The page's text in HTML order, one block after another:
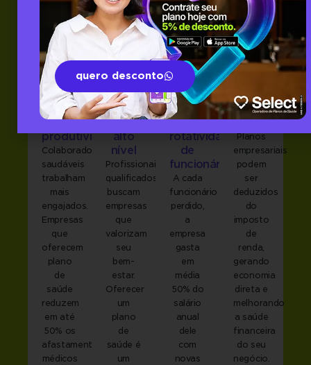
Menos
afastamentos
mais
produtividade
Colaboradores
saudáveis
trabalham
mais
engajados.
Empresas
que
oferecem
plano
de
saúde
reduzem
em até
50% os
afastamentos
médicos
Atratividade
para
talentos
de
alto
nível
Profissionais
qualificados
buscam
empresas
que
valorizam
seu
bem-
estar.
Oferecer
um
plano
de
saúde é
um
Redução
de
custos
com
rotatividade
de
funcionários
A cada
funcionário
perdido,
a
empresa
gasta
em
média
50% do
salário
anual
dele
com
novas
fiscais
para a
empresa
Planos
empresariais
podem
ser
deduzidos
do
imposto
de
renda,
gerando
economia
direta e
melhorando
a saúde
financeira
do seu
negócio.
quero desconto